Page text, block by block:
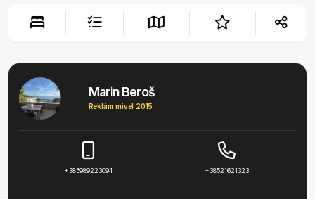
Marin Beroš
Reklám mivel 2015
+385989223094 +38521621323